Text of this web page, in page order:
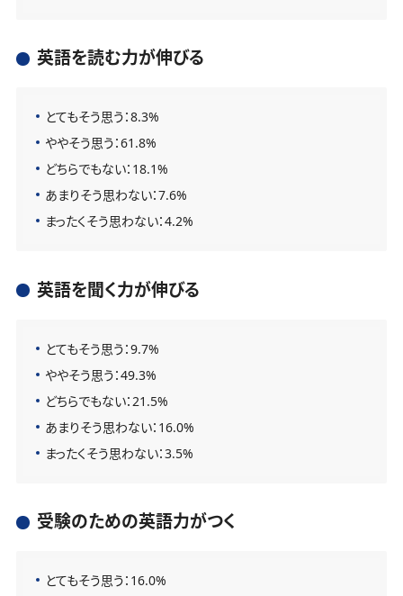
英語を読む力が伸びる
とてもそう思う：8.3%
ややそう思う：61.8%
どちらでもない：18.1%
あまりそう思わない：7.6%
まったくそう思わない：4.2%
英語を聞く力が伸びる
とてもそう思う：9.7%
ややそう思う：49.3%
どちらでもない：21.5%
あまりそう思わない：16.0%
まったくそう思わない：3.5%
受験のための英語力がつく
とてもそう思う：16.0%